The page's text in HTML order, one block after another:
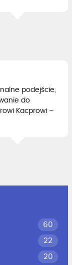
podejście,
do
Kacprowi –
60
22
20